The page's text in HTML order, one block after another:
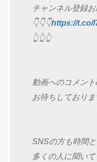
チャンネル登録
👇👇👇https://t.co/
👆👆👆
動画へのコメン
お待ちしており
SNSの方も時間
多くの人に聞い